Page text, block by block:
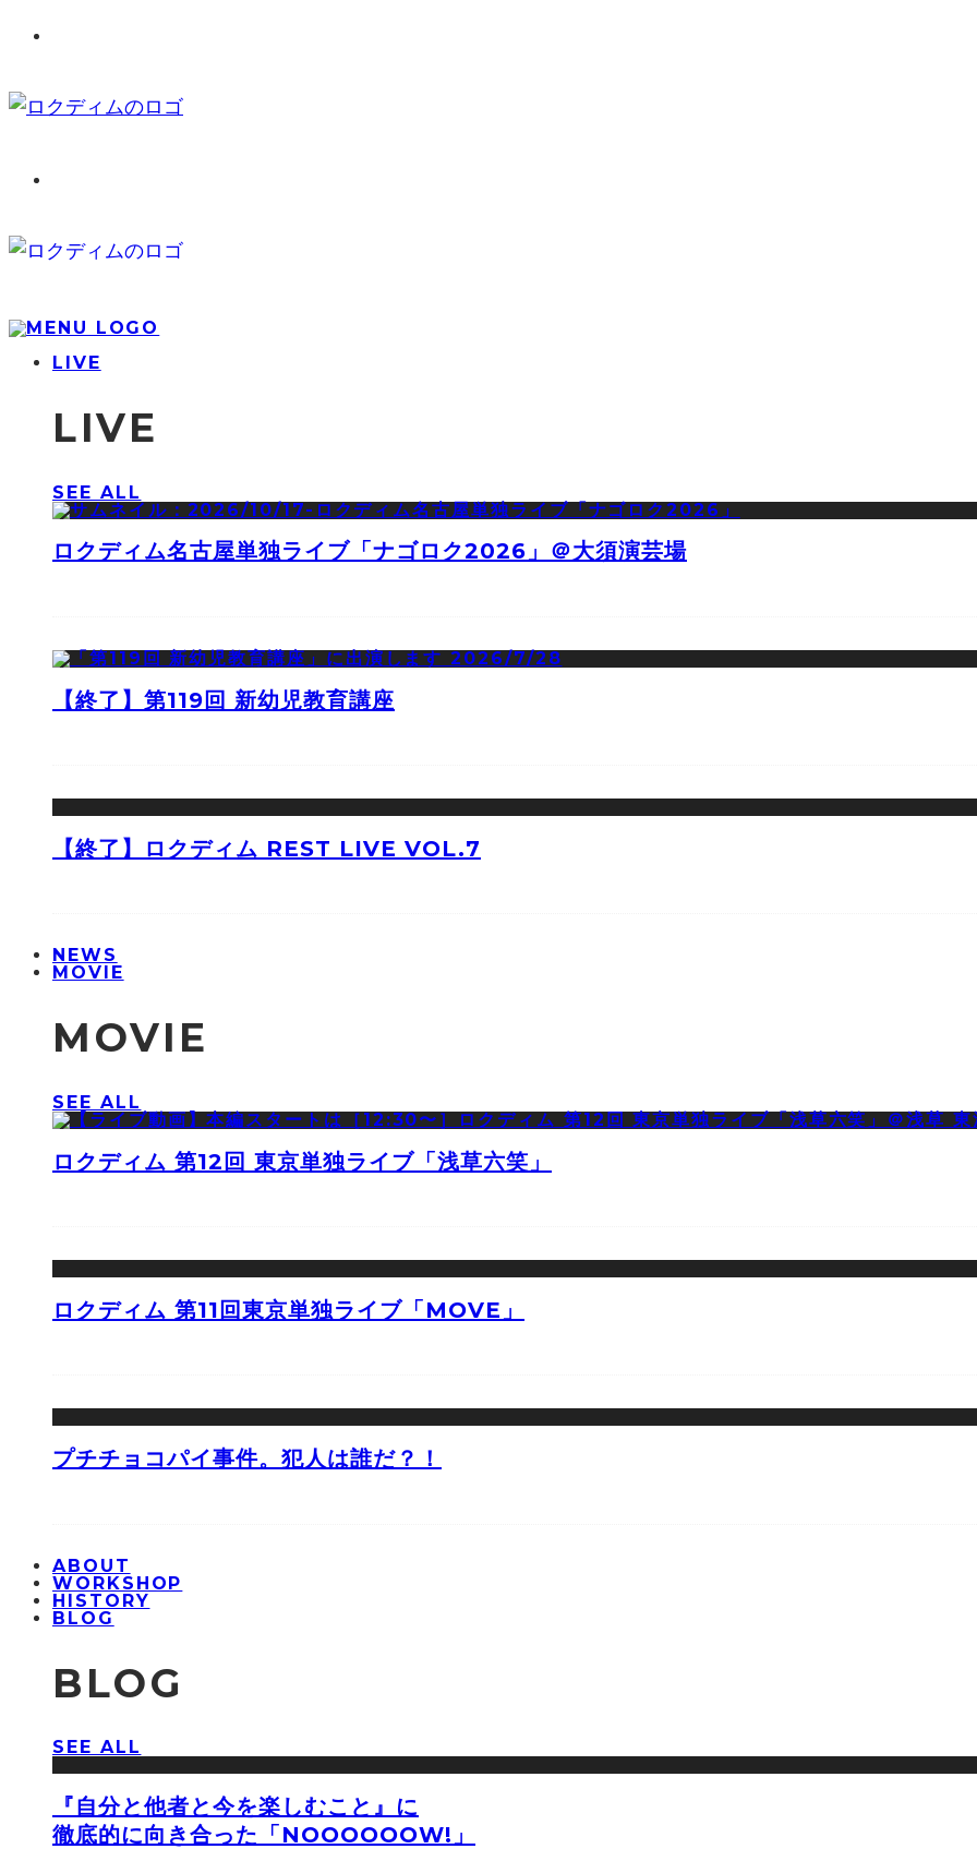
LIVE
LIVE
SEE ALL
ロクディム名古屋単独ライブ「ナゴロク2026」＠大須演芸場
【終了】第119回 新幼児教育講座
【終了】ロクディム REST LIVE VOL.7
NEWS
MOVIE
MOVIE
SEE ALL
ロクディム 第12回 東京単独ライブ「浅草六笑」
ロクディム 第11回東京単独ライブ「MOVE」
プチチョコパイ事件。犯人は誰だ？！
ABOUT
WORKSHOP
HISTORY
BLOG
BLOG
SEE ALL
『自分と他者と今を楽しむこと』に
徹底的に向き合った「NOOOOOOW!」